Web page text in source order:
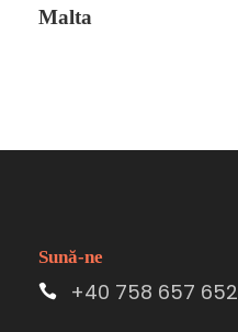
Malta
Sună-ne
+40 758 657 652